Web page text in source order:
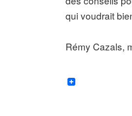
qui voudrait
Rémy Cazals,